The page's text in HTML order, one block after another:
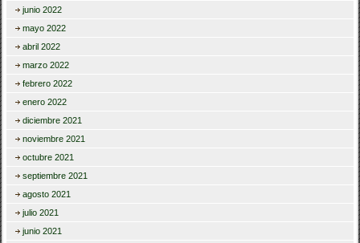
junio 2022
mayo 2022
abril 2022
marzo 2022
febrero 2022
enero 2022
diciembre 2021
noviembre 2021
octubre 2021
septiembre 2021
agosto 2021
julio 2021
junio 2021